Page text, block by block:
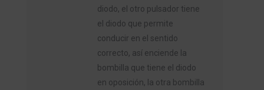
diodo, el otro pulsador tiene
el diodo que permite
conducir en el sentido
correcto, así enciende la
bombilla que tiene el diodo
en oposición, la otra bombilla